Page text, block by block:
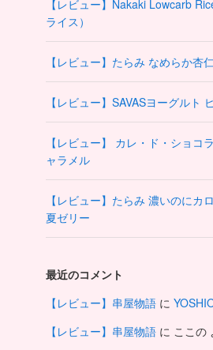
【レビュー】Nakaki Lowcarb
ライス）
【レビュー】たらみ なめらか杏
【レビュー】SAVASヨーグルト
【レビュー】 カレ・ド・ショコ
ャラメル
【レビュー】たらみ 濃いのにカ
夏ゼリー
最近のコメント
【レビュー】串屋物語 に
【レビュー】串屋物語 に ここの